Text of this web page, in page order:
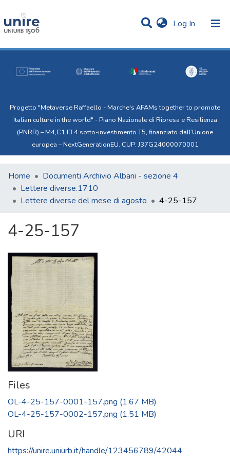
Log In (current)
Statistics
Progetto "Metaverse Raffaello - Marche's AFAMs together to promote
Italian culture in the world" - Piano Nazionale di Ripresa e Resilienza
(PNRR) – M4,C1,I3.4 sotto-investimento T5, finanziato dall’Unione
europea – NextGenerationEU. CUP: J37G24000070001
Home
Documenti Archivio Albani - sezione 4
Lettere diverse.1710
Lettere diverse del mese di agosto
4-25-157
4-25-157
Files
OL-4-25-157-0001-157.png (1.67 MB)
OL-4-25-157-0002-157.png (1.51 MB)
URI
https://unire.uniurb.it/handle/123456789/42044